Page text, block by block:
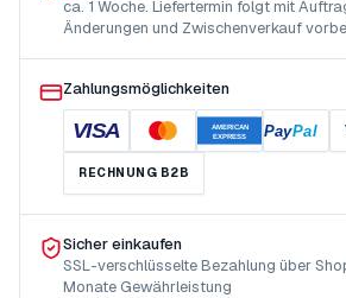
ca. 1 Woche. Liefertermin folgt mit
Änderungen und Zwischenverkauf
Zahlungsmöglichkeiten
VISA
AMERICAN
EXPRESS
PayPal
RECHNUNG B2B
Sicher einkaufen
SSL-verschlüsselte Bezahlung über
Monate Gewährleistung